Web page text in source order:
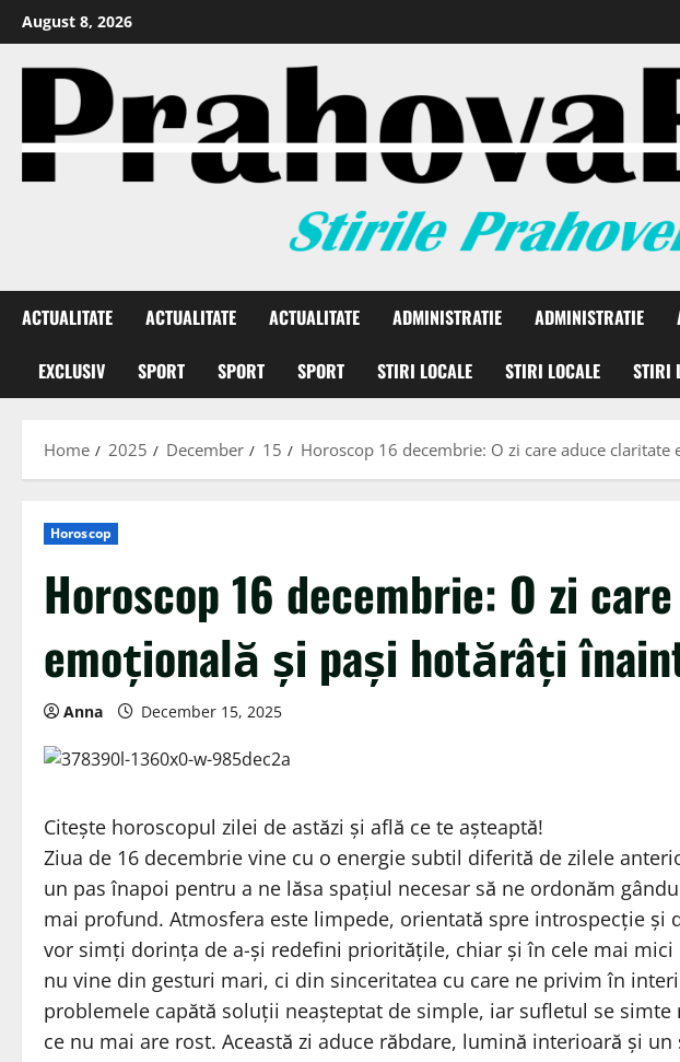
August 8, 2026
ACTUALITATE ACTUALITATE ACTUALITATE ADMINISTRATIE ADMINISTRATIE
EXCLUSIV SPORT SPORT SPORT STIRI LOCALE STIRI LOCALE STIRI
Home 2025 December 15 Horoscop 16 decembrie: O zi care aduce
Horoscop
Horoscop 16 decembrie: O zi
emoțională și pași hotărâți
Anna December 15, 2025
Citește horoscopul zilei de astăzi și află ce te așteaptă!
Ziua de 16 decembrie vine cu o energie subtil diferită de zilele
un pas înapoi pentru a ne lăsa spațiul necesar să ne ordonăm
mai profund. Atmosfera este limpede, orientată spre introspecție și
vor simți dorința de a-și redefini prioritățile, chiar și în cele mai mici
nu vine din gesturi mari, ci din sinceritatea cu care ne privim în
problemele capătă soluții neașteptat de simple, iar sufletul se simte
ce nu mai are rost. Această zi aduce răbdare, lumină interioară și